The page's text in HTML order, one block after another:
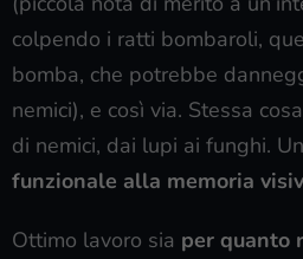
colpendo i ratti bombaroli,
bomba, che potrebbe
nemici), e così via. Stessa
di nemici, dai lupi ai funghi.
funzionale alla memoria
Ottimo lavoro sia per quanto